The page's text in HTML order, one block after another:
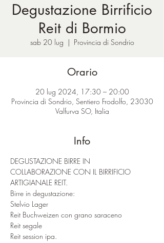
Degustazione Birrificio
Reit di Bormio
sab 20 lug
  |
Provincia di Sondrio
Orario
20 lug 2024, 17:30 – 20:00
Provincia di Sondrio, Sentiero Frodolfo, 23030
Valfurva SO, Italia
Info
DEGUSTAZIONE BIRRE IN
COLLABORAZIONE CON IL BIRRIFICIO
ARTIGIANALE REIT.
Birre in degustazione:
Stelvio Lager
Reit Buchweizen con grano saraceno
Reit segale
Reit session ipa.